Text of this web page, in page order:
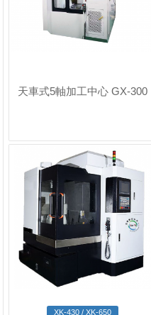
天車式5軸加工中心 GX-300
XK-430 / XK-650